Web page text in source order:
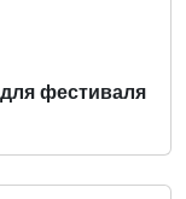
фестиваля